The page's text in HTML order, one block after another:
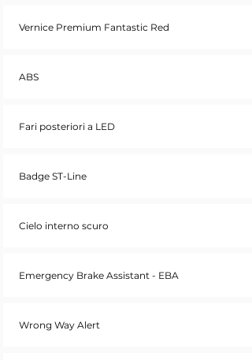
Vernice Premium Fantastic Red
ABS
Fari posteriori a LED
Badge ST-Line
Cielo interno scuro
Emergency Brake Assistant - EBA
Wrong Way Alert